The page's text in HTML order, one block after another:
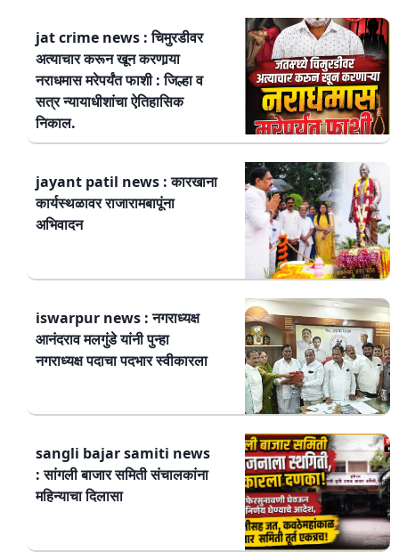
jat crime news : चिमुरडीवर
अत्याचार करून खून करणार्‍या
नराधमास मरेपर्यंत फाशी : जिल्हा व
सत्र न्यायाधीशांचा ऐतिहासिक
निकाल.
jayant patil news : कारखाना
कार्यस्थळावर राजारामबापूंना
अभिवादन
iswarpur news : नगराध्यक्ष
आनंदराव मलगुंडे यांनी पुन्हा
नगराध्यक्ष पदाचा पदभार स्वीकारला
sangli bajar samiti news
: सांगली बाजार समिती संचालकांना
महिन्याचा दिलासा